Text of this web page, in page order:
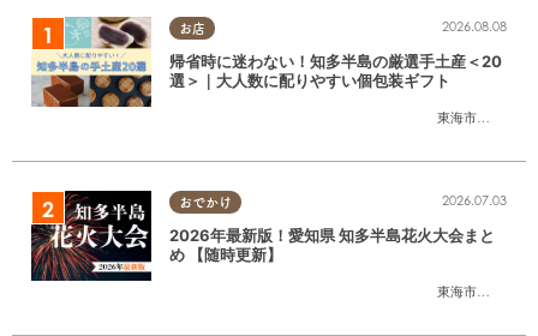
お店
東海市
,大府市
2026.08.08
帰省時に迷わない！知多半島の厳選手土産＜20
選＞｜大人数に配りやすい個包装ギフト
おでかけ
東海市
,大府市
2026.07.03
2026年最新版！愛知県 知多半島花火大会まと
め 【随時更新】